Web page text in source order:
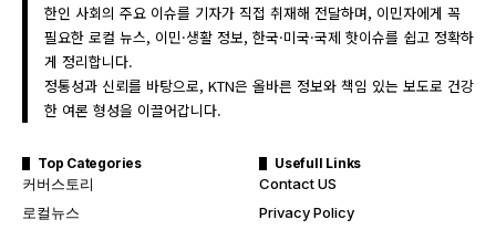
한인 사회의 주요 이슈를 기자가 직접 취재해 전달하며, 이민자에게 꼭
필요한 로컬 뉴스, 이민·생활 정보, 한국·미국·국제 핫이슈를 쉽고 정확하
게 정리합니다.
정통성과 신뢰를 바탕으로, KTN은 올바른 정보와 책임 있는 보도로 건강
한 여론 형성을 이끌어갑니다.
Top Categories
커버스토리
로컬뉴스
Usefull Links
Contact US
Privacy Policy